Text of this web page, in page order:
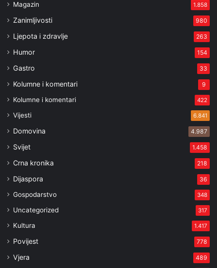
Magazin 1.858
Zanimljivosti 980
Ljepota i zdravlje 263
Humor 154
Gastro 33
Kolumne i komentari 9
Kolumne i komentari 422
Vijesti 6.841
Domovina 4.987
Svijet 1.458
Crna kronika 218
Dijaspora 36
Gospodarstvo 348
Uncategorized 317
Kultura 1.417
Povijest 778
Vjera 489